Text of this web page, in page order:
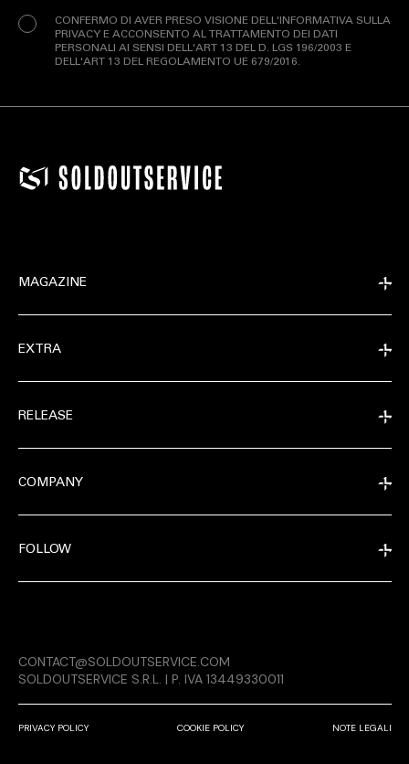
RELEASE
CONFERMO DI AVER PRESO VISIONE DELL'INFORMATIVA SULLA
PRIVACY E ACCONSENTO AL TRATTAMENTO DEI DATI
PERSONALI AI SENSI DELL'ART 13 DEL D. LGS 196/2003 E
DELL'ART 13 DEL REGOLAMENTO UE 679/2016.
MAGAZINE
EXTRA
RELEASE
COMPANY
FOLLOW
PRIVACY POLICY COOKIE POLICY NOTE LEGALI
CONTACT@SOLDOUTSERVICE.COM
SOLDOUTSERVICE S.R.L. | P. IVA 13449330011